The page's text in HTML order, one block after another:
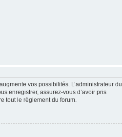
vos possibilités. L’administrateur du
enregistrer, assurez-vous d’avoir pris
tout le règlement du forum.